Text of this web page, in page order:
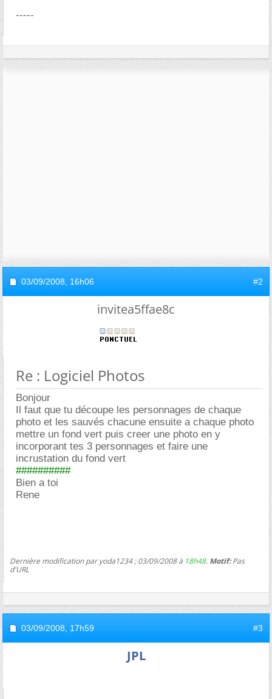
-----
03/09/2008, 16h06 #2
invitea5ffae8c
Re : Logiciel Photos
Bonjour
Il faut que tu découpe les personnages de chaque
photo et les sauvés chacune ensuite a chaque photo
mettre un fond vert puis creer une photo en y
incorporant tes 3 personnages et faire une
incrustation du fond vert
##########
Bien a toi
Rene
Dernière modification par yoda1234 ; 03/09/2008 à 18h48. Motif:Pas
d'URL
03/09/2008, 17h59 #3
JPL